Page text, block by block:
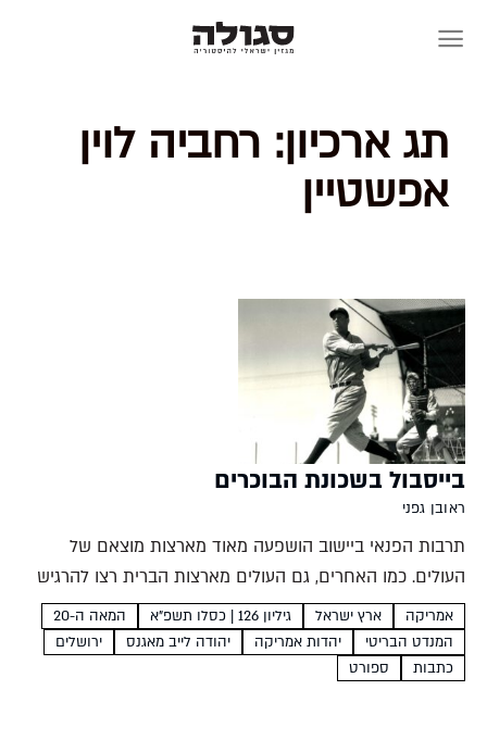
תג ארכיון: רחביה לוין
אפשטיין
בייסבול בשכונת הבוכרים
ראובן גפני
תרבות הפנאי ביישוב הושפעה מאוד מארצות מוצאם של
העולים. כמו האחרים, גם העולים מארצות הברית רצו להרגיש
בבית. זיכרונות וקטעי עיתונות מימי המנדט מעידים על
ניסיונותיהם של יהודה לייב מאגנס ואחרים להנחיל לישראלים
את תרבות...
אמריקה ארץ ישראל גיליון 126 | כסלו תשפ"א
המאה ה-20
המנדט הבריטי
יהדות אמריקה יהודה לייב מאגנס
ירושלים
כתבות
ספורט